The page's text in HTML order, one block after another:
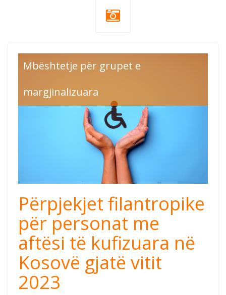
CEA Listicle
People with
Dissabilities.png
Mbështetje për grupet e
margjinalizuara
Përpjekjet filantropike
për personat me
aftësi të kufizuara në
Kosovë gjatë vitit
2023